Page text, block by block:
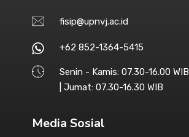
fisip@upnvj.ac.id
+62 852-1364-5415
Senin - Kamis: 07.30-16.00 WIB
| Jumat: 07.30-16.30 WIB
Media Sosial